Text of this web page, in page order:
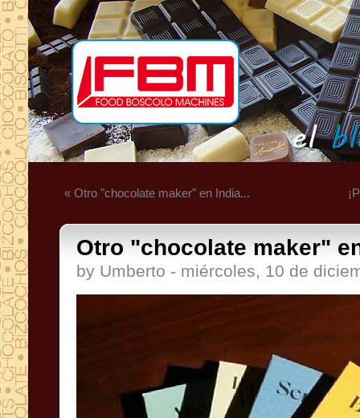
« Otro "chocolate maker" en India...
Otro "chocolate maker"
by Umberto - miércoles, 10 de